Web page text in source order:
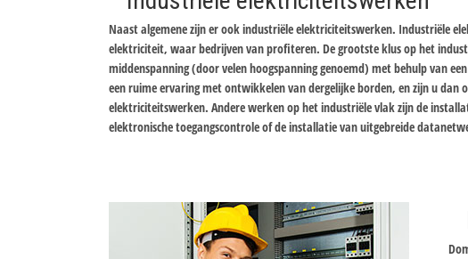
Naast algemene zijn er ook industriële elektriciteitswerken. Industriële
elektriciteit, waar bedrijven van profiteren. De grootste klus op het
middenspanning (door velen hoogspanning genoemd) met behulp van
een ruime ervaring met ontwikkelen van dergelijke borden, en zijn u dan
elektriciteitswerken. Andere werken op het industriële vlak zijn de
elektronische toegangscontrole of de installatie van uitgebreide